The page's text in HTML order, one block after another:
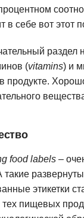
в себе вот этот
раздел
(vitamins) и
продукте.
food labels –
этикетки
тех пищевых